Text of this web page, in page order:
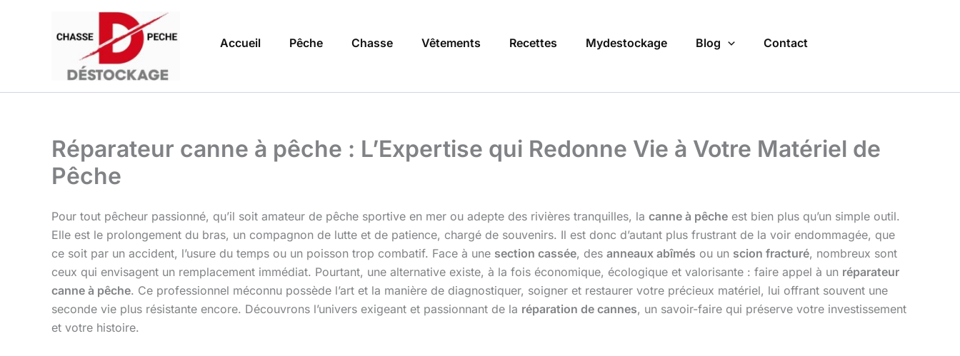
Accueil Pêche Chasse Vêtements Recettes Mydestockage Blog Contact
Réparateur canne à pêche : L’Expertise qui Redonne Vie à Votre Matériel de
Pêche
Pour tout pêcheur passionné, qu’il soit amateur de pêche sportive en mer ou adepte des rivières tranquilles, la canne à pêche est bien plus qu’un simple outil.
Elle est le prolongement du bras, un compagnon de lutte et de patience, chargé de souvenirs. Il est donc d’autant plus frustrant de la voir endommagée, que
ce soit par un accident, l’usure du temps ou un poisson trop combatif. Face à une section cassée, des anneaux abîmés ou un scion fracturé, nombreux sont
ceux qui envisagent un remplacement immédiat. Pourtant, une alternative existe, à la fois économique, écologique et valorisante : faire appel à un réparateur
canne à pêche. Ce professionnel méconnu possède l’art et la manière de diagnostiquer, soigner et restaurer votre précieux matériel, lui offrant souvent une
seconde vie plus résistante encore. Découvrons l’univers exigeant et passionnant de la réparation de cannes, un savoir-faire qui préserve votre investissement
et votre histoire.